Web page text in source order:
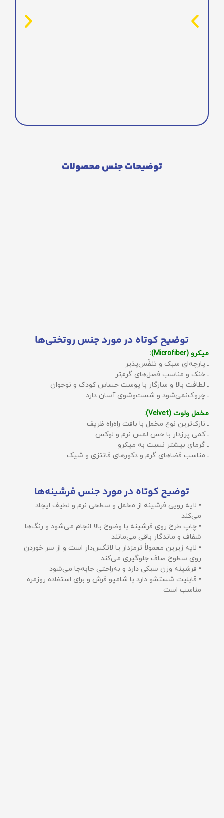
توضیحات جنس محصولات
توضیح کوتاه در مورد جنس روتختی‌ها
میکرو (Microfiber):
ـ پارچه‌ای سبک و تنفّس‌پذیر
ـ خنک و مناسب فصل‌های گرم‌تر
ـ لطافت بالا و سازگار با پوست حساس کودک و نوجوان
ـ چروک‌نمی‌شود و شست‌وشوی آسان دارد
مخمل ولوت (Velvet):
ـ نازک‌ترین نوع مخمل با بافت راه‌راه ظریف
ـ کمی پرزدار با حس لمس نرم و لوکس
ـ گرمای بیشتر نسبت به میکرو
ـ مناسب فضاهای گرم و دکورهای فانتزی و شیک
توضیح کوتاه در مورد جنس فرشینه‌ها
• لایه رویی فرشینه از مخمل و سطحی نرم و لطیف ایجاد
می‌کند
• چاپ طرح روی فرشینه با وضوح بالا انجام می‌شود و رنگ‌ها
شفاف و ماندگار باقی می‌مانند
• لایه زیرین معمولاً ترمزدار یا لاتکس‌دار است و از سر خوردن
روی سطوح صاف جلوگیری می‌کند
• فرشینه وزن سبکی دارد و به‌راحتی جابه‌جا می‌شود
• قابلیت شستشو دارد با شامپو فرش و برای استفاده روزمره
مناسب است